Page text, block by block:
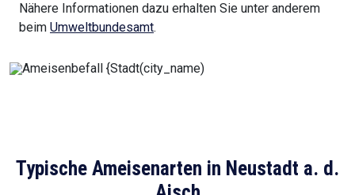
Nähere Informationen dazu erhalten Sie unter anderem
beim Umweltbundesamt.
Typische Ameisenarten in Neustadt a. d.